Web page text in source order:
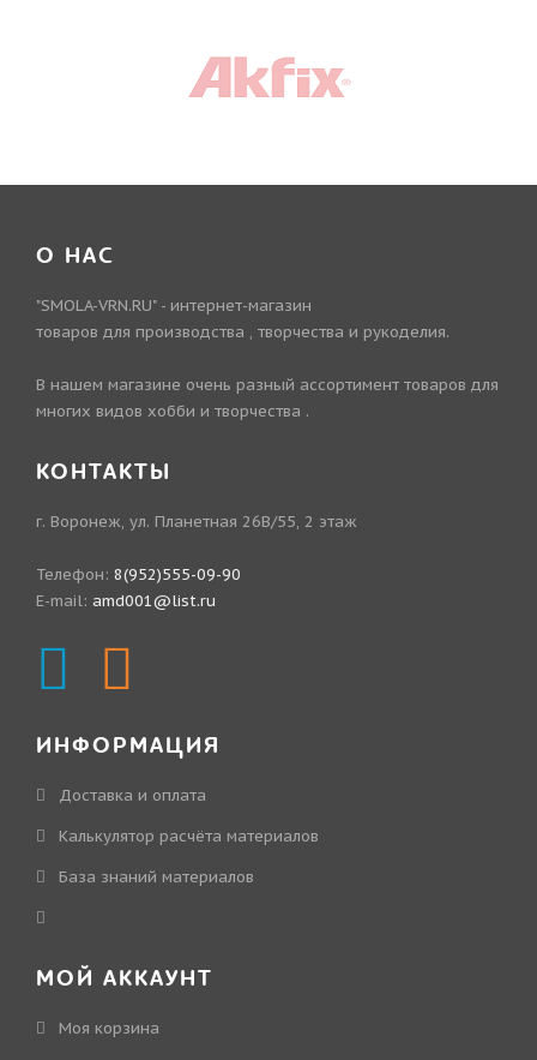
О НАС
"SMOLA-VRN.RU" - интернет-магазин
товаров для производства , творчества и рукоделия.
В нашем магазине очень разный ассортимент товаров для
многих видов хобби и творчества .
КОНТАКТЫ
г. Воронеж, ул. Планетная 26В/55, 2 этаж
Телефон: 8(952)555-09-90
E-mail: amd001@list.ru
ИНФОРМАЦИЯ
Доставка и оплата
Калькулятор расчёта материалов
База знаний материалов
МОЙ АККАУНТ
Моя корзина